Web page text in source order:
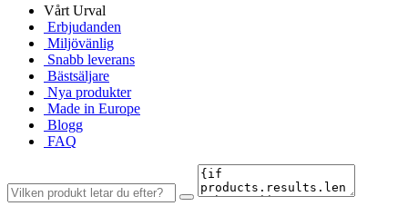
Vårt Urval
Erbjudanden
Miljövänlig
Snabb leverans
Bästsäljare
Nya produkter
Made in Europe
Blogg
FAQ